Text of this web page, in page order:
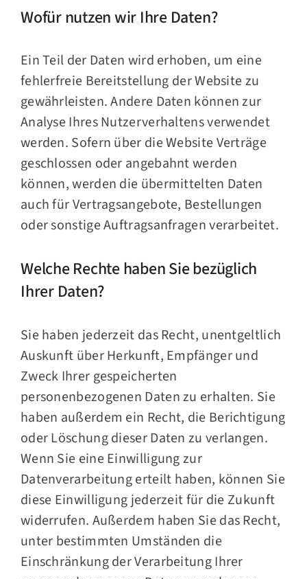
Wofür nutzen wir Ihre Daten?
Ein Teil der Daten wird erhoben, um eine
fehlerfreie Bereitstellung der Website zu
gewährleisten. Andere Daten können zur
Analyse Ihres Nutzerverhaltens verwendet
werden. Sofern über die Website Verträge
geschlossen oder angebahnt werden
können, werden die übermittelten Daten
auch für Vertragsangebote, Bestellungen
oder sonstige Auftragsanfragen verarbeitet.
Welche Rechte haben Sie bezüglich
Ihrer Daten?
Sie haben jederzeit das Recht, unentgeltlich
Auskunft über Herkunft, Empfänger und
Zweck Ihrer gespeicherten
personenbezogenen Daten zu erhalten. Sie
haben außerdem ein Recht, die Berichtigung
oder Löschung dieser Daten zu verlangen.
Wenn Sie eine Einwilligung zur
Datenverarbeitung erteilt haben, können Sie
diese Einwilligung jederzeit für die Zukunft
widerrufen. Außerdem haben Sie das Recht,
unter bestimmten Umständen die
Einschränkung der Verarbeitung Ihrer